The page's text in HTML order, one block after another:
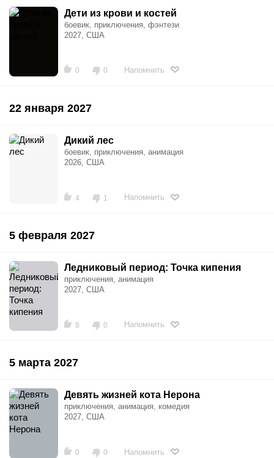
Дети из крови и костей
боевик, приключения, фэнтези
2027, США
0 0 Напомнить
22 января 2027
Дикий лес
боевик, приключения, анимация
2026, США
4 1 Напомнить
5 февраля 2027
Ледниковый период: Точка кипения
приключения, анимация
2027, США
8 0 Напомнить
5 марта 2027
Девять жизней кота Нерона
приключения, анимация, комедия
2027, США
0 0 Напомнить